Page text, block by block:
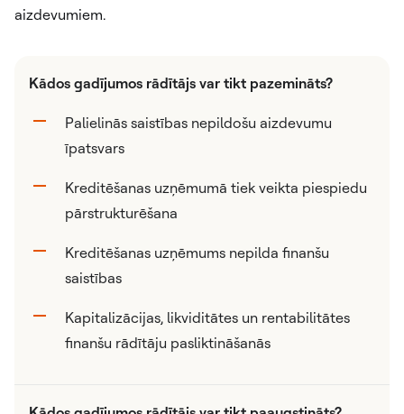
aizdevumiem.
Kādos gadījumos rādītājs var tikt pazemināts?
Palielinās saistības nepildošu aizdevumu
īpatsvars
Kreditēšanas uzņēmumā tiek veikta piespiedu
pārstrukturēšana
Kreditēšanas uzņēmums nepilda finanšu
saistības
Kapitalizācijas, likviditātes un rentabilitātes
finanšu rādītāju pasliktināšanās